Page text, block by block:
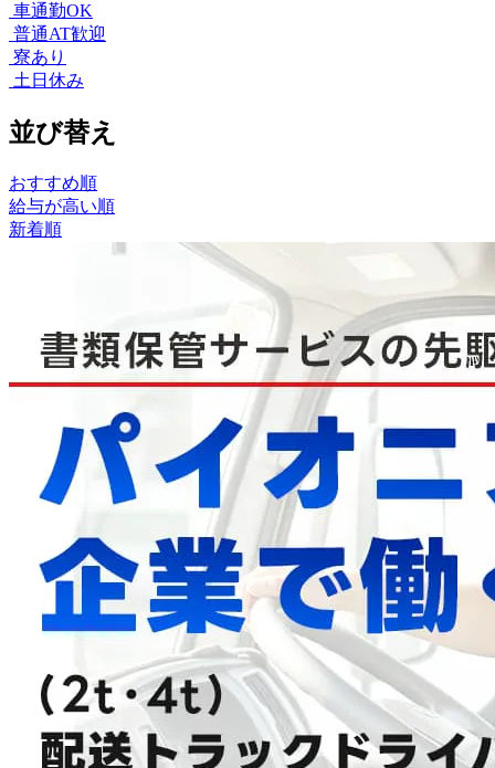
車通勤OK
普通AT歓迎
寮あり
土日休み
並び替え
おすすめ順
給与が高い順
新着順